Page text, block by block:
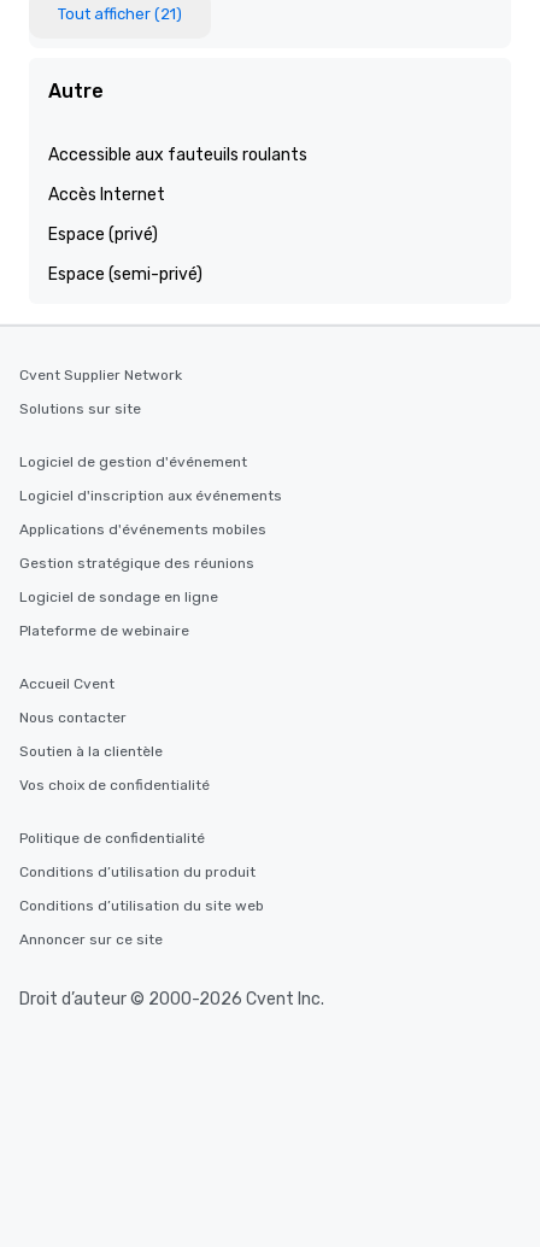
Tout afficher (21)
Autre
Accessible aux fauteuils roulants
Accès Internet
Espace (privé)
Espace (semi-privé)
Cvent Supplier Network
Solutions sur site
Logiciel de gestion d'événement
Logiciel d'inscription aux événements
Applications d'événements mobiles
Gestion stratégique des réunions
Logiciel de sondage en ligne
Plateforme de webinaire
Accueil Cvent
Nous contacter
Soutien à la clientèle
Vos choix de confidentialité
Politique de confidentialité
Conditions d’utilisation du produit
Conditions d’utilisation du site web
Annoncer sur ce site
Droit d’auteur © 2000-2026 Cvent Inc.